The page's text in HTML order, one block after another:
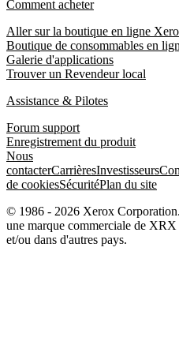
Comment acheter
Aller sur la boutique en ligne
Boutique de consommables en
Galerie d'applications
Trouver un Revendeur local
Assistance & Pilotes
Forum support
Enregistrement du produit
Nous
contacterCarrièresInvestisseurs
de cookiesSécuritéPlan du site
© 1986 - 2026 Xerox
une marque commerciale de
et/ou dans d'autres pays.